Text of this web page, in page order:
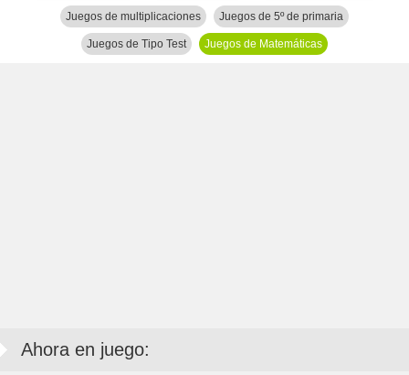
Juegos de multiplicaciones Juegos de 5º de primaria
Juegos de Tipo Test Juegos de Matemáticas
Ahora en juego: